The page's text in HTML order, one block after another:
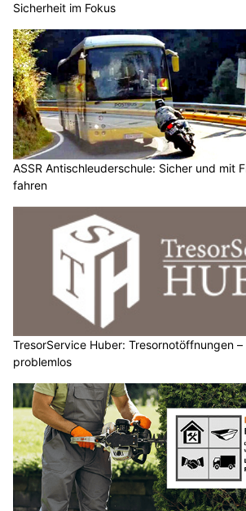
Sicherheit im Fokus
ASSR Antischleuderschule: Sicher und mit
fahren
TresorService Huber: Tresornotöffnungen
problemlos